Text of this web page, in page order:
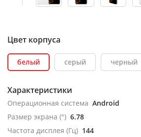
Цвет корпуса
белый серый черный
Характеристики
Операционная система Android
Размер экрана (") 6.78
Частота дисплея (Гц) 144